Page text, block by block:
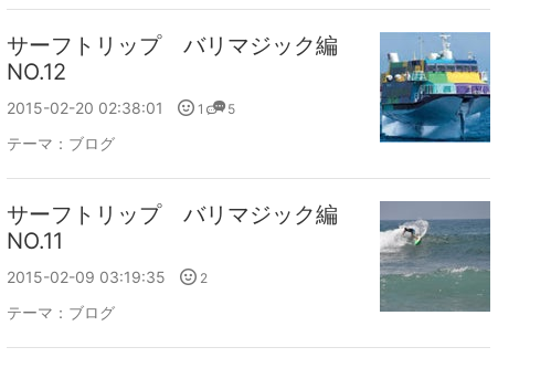
サーフトリップ バリマジック編
NO.12
2015-02-20 02:38:01 1 5
テーマ： ブログ
サーフトリップ バリマジック編
NO.11
2015-02-09 03:19:35 2
テーマ： ブログ